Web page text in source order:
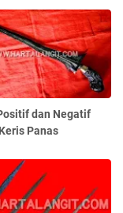
dan Negatif
Panas